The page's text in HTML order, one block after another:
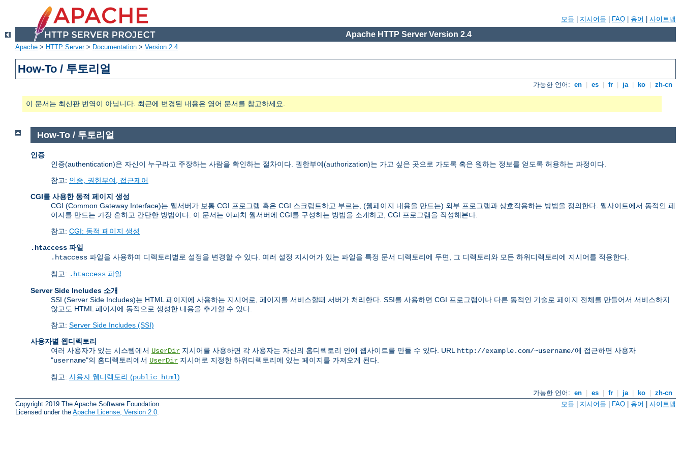
모듈 지시어들 FAQ 용어 사이트맵
Apache HTTP Server Version 2.4
Apache > HTTP Server> Documentation > Version 2.4
How-To / 투토리얼
가능한 언어: en es fr ja ko zh-cn
이 문서는 최신판 번역이 아닙니다. 최근에 변경된 내용은 영어 문서를 참고하세요.
How-To / 투토리얼
인증
인증(authentication)은 자신이 누구라고 주장하는 사람을 확인하는 절차이다. 권한부여(authorization)는 가고 싶은 곳으로 가도록 혹은 원하는 정보를 얻도록 허용하는 과정이다.
참고: 인증, 권한부여, 접근제어
CGI를 사용한 동적 페이지 생성
CGI (Common Gateway Interface)는 웹서버가 보통 CGI 프로그램 혹은 CGI 스크립트하고 부르는, (웹페이지 내용을 만드는) 외부 프로그램과 상호작용하는 방법을 정의한다. 웹사이트에서 동적인 페
이지를 만드는 가장 흔하고 간단한 방법이다. 이 문서는 아파치 웹서버에 CGI를 구성하는 방법을 소개하고, CGI 프로그램을 작성해본다.
참고: CGI: 동적 페이지 생성
.htaccess 파일
.htaccess 파일을 사용하여 디렉토리별로 설정을 변경할 수 있다. 여러 설정 지시어가 있는 파일을 특정 문서 디렉토리에 두면, 그 디렉토리와 모든 하위디렉토리에 지시어를 적용한다.
참고: .htaccess 파일
Server Side Includes 소개
SSI (Server Side Includes)는 HTML 페이지에 사용하는 지시어로, 페이지를 서비스할때 서버가 처리한다. SSI를 사용하면 CGI 프로그램이나 다른 동적인 기술로 페이지 전체를 만들어서 서비스하지
않고도 HTML 페이지에 동적으로 생성한 내용을 추가할 수 있다.
참고: Server Side Includes (SSI)
사용자별 웹디렉토리
여러 사용자가 있는 시스템에서 UserDir 지시어를 사용하면 각 사용자는 자신의 홈디렉토리 안에 웹사이트를 만들 수 있다. URL http://example.com/~username/에 접근하면 사용자
"username"의 홈디렉토리에서 UserDir 지시어로 지정한 하위디렉토리에 있는 페이지를 가져오게 된다.
참고: 사용자 웹디렉토리 (public_html)
가능한 언어: en | es | fr | ja | ko | zh-cn
Copyright 2019 The Apache Software Foundation.
Licensed under the Apache License, Version 2.0.
모듈 지시어들 FAQ 용어 사이트맵